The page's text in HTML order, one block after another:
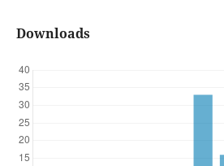
Downloads